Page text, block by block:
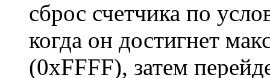
сброс счетчика по
когда он достигнет
(0xFFFF), затем